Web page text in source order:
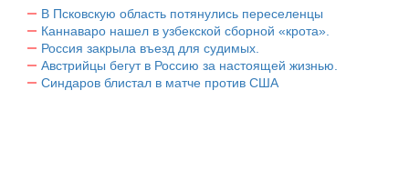
В Псковскую область потянулись переселенцы
Каннаваро нашел в узбекской сборной «крота».
Россия закрыла въезд для судимых.
Австрийцы бегут в Россию за настоящей жизнью.
Синдаров блистал в матче против США